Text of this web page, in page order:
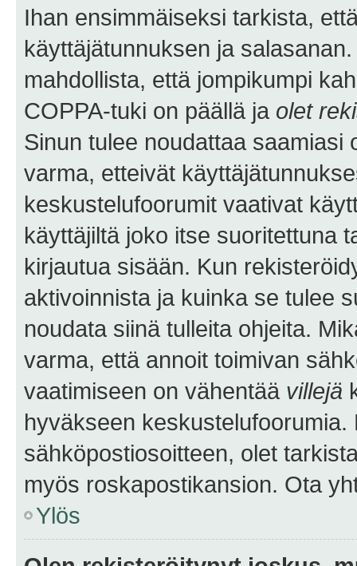
Ihan ensimmäiseksi tarkista,
käyttäjätunnuksen ja
mahdollista, että jompikumpi
COPPA-tuki on päällä ja olet
Sinun tulee noudattaa saamiasi
varma, etteivät
keskustelufoorumit vaativat
käyttäjiltä joko itse suoritettuna
kirjautua sisään. Kun
aktivoinnista ja kuinka se tulee
noudata siinä tulleita ohjeita.
varma, että annoit toimivan
vaatimiseen on vähentää villejä
hyväkseen
sähköpostiosoitteen, olet
myös roskapostikansion. Ota
Ylös